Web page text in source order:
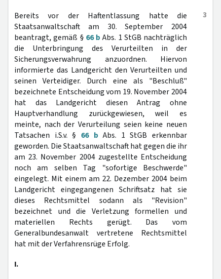
3
Bereits vor der Haftentlassung hatte die
Staatsanwaltschaft am 30. September 2004
beantragt, gemäß § 66 bAbs. 1 StGB nachträglich
die Unterbringung des Verurteilten in der
Sicherungsverwahrung anzuordnen. Hiervon
informierte das Landgericht den Verurteilten und
seinen Verteidiger. Durch eine als "Beschluß"
bezeichnete Entscheidung vom 19. November 2004
hat das Landgericht diesen Antrag ohne
Hauptverhandlung zurückgewiesen, weil es
meinte, nach der Verurteilung seien keine neuen
Tatsachen i.S.v. § 66 bAbs. 1 StGB erkennbar
geworden. Die Staatsanwaltschaft hat gegen die ihr
am 23. November 2004 zugestellte Entscheidung
noch am selben Tag "sofortige Beschwerde"
eingelegt. Mit einem am 22. Dezember 2004 beim
Landgericht eingegangenen Schriftsatz hat sie
dieses Rechtsmittel sodann als "Revision"
bezeichnet und die Verletzung formellen und
materiellen Rechts gerügt. Das vom
Generalbundesanwalt vertretene Rechtsmittel
hat mit der Verfahrensrüge Erfolg.
I.